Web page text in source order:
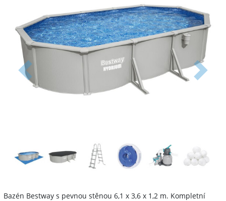
Předchozí Další
Bazén Bestway s pevnou stěnou 6,1 x 3,6 x 1,2 m. Kompletní